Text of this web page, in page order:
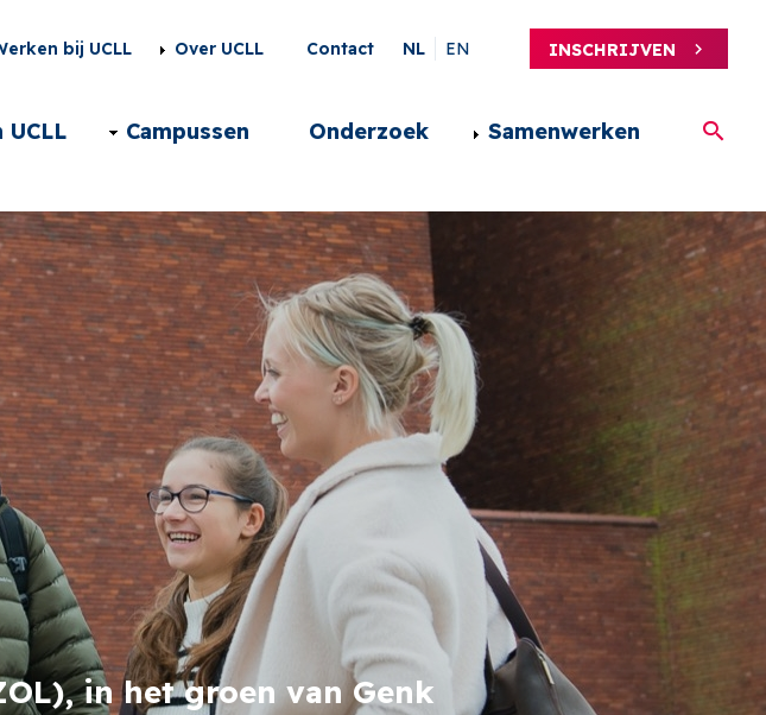
bij UCLL Over UCLL Contact NL EN INSCHRIJVEN
UCLL Campussen Onderzoek Samenwerken
in het groen van Genk